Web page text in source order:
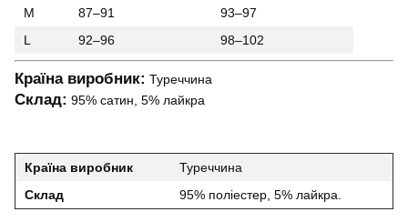
M
87–91
93–97
L
92–96 98–102
Країна виробник: Туреччина
Склад: 95% сатин, 5% лайкра
Країна виробник
Туреччина
Склад
95% поліестер, 5% лайкра.